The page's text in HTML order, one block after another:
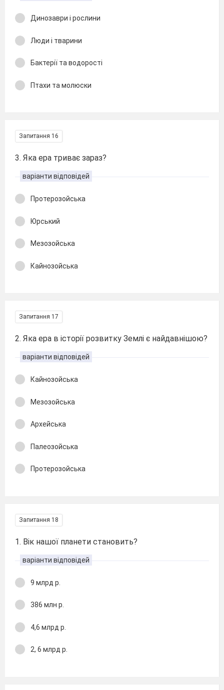
Динозаври і рослини
Люди і тварини
Бактерії та водорості
Птахи та молюски
Запитання 16
3. Яка ера триває зараз?
варіанти відповідей
Протерозойська
Юрський
Мезозойська
Кайнозойська
Запитання 17
2. Яка ера в історії розвитку Землі є найдавнішою?
варіанти відповідей
Кайнозойська
Мезозойська
Архейська
Палеозойська
Протерозойська
Запитання 18
1. Вік нашої планети становить?
варіанти відповідей
9 млрд р.
386 млн р.
4,6 млрд р.
2, 6 млрд р.